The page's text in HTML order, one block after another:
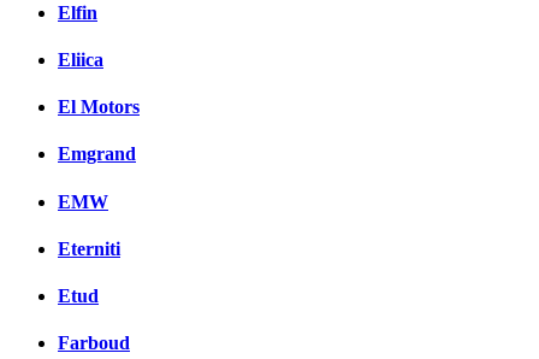
Elfin
Eliica
El Motors
Emgrand
EMW
Eterniti
Etud
Farboud